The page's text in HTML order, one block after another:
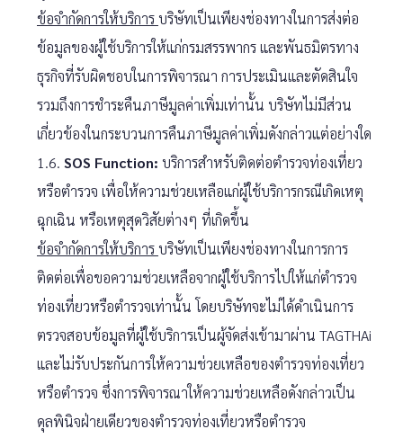
ข้อจำกัดการให้บริการ บริษัทเป็นเพียงช่องทางในการส่งต่อ
ข้อมูลของผู้ใช้บริการให้แก่กรมสรรพากร และพันธมิตรทาง
ธุรกิจที่รับผิดชอบในการพิจารณา การประเมินและตัดสินใจ
รวมถึงการชำระคืนภาษีมูลค่าเพิ่มเท่านั้น บริษัทไม่มีส่วน
เกี่ยวข้องในกระบวนการคืนภาษีมูลค่าเพิ่มดังกล่าวแต่อย่างใด
1.6. SOS Function: บริการสำหรับติดต่อตำรวจท่องเที่ยว
หรือตำรวจ เพื่อให้ความช่วยเหลือแก่ผู้ใช้บริการกรณีเกิดเหตุ
ฉุกเฉิน หรือเหตุสุดวิสัยต่างๆ ที่เกิดขึ้น
ข้อจำกัดการให้บริการ บริษัทเป็นเพียงช่องทางในการการ
ติดต่อเพื่อขอความช่วยเหลือจากผู้ใช้บริการไปให้แก่ตำรวจ
ท่องเที่ยวหรือตำรวจเท่านั้น โดยบริษัทจะไม่ได้ดำเนินการ
ตรวจสอบข้อมูลที่ผู้ใช้บริการเป็นผู้จัดส่งเข้ามาผ่าน TAGTHAi
และไม่รับประกันการให้ความช่วยเหลือของตำรวจท่องเที่ยว
หรือตำรวจ ซึ่งการพิจารณาให้ความช่วยเหลือดังกล่าวเป็น
ดุลพินิจฝ่ายเดียวของตำรวจท่องเที่ยวหรือตำรวจ